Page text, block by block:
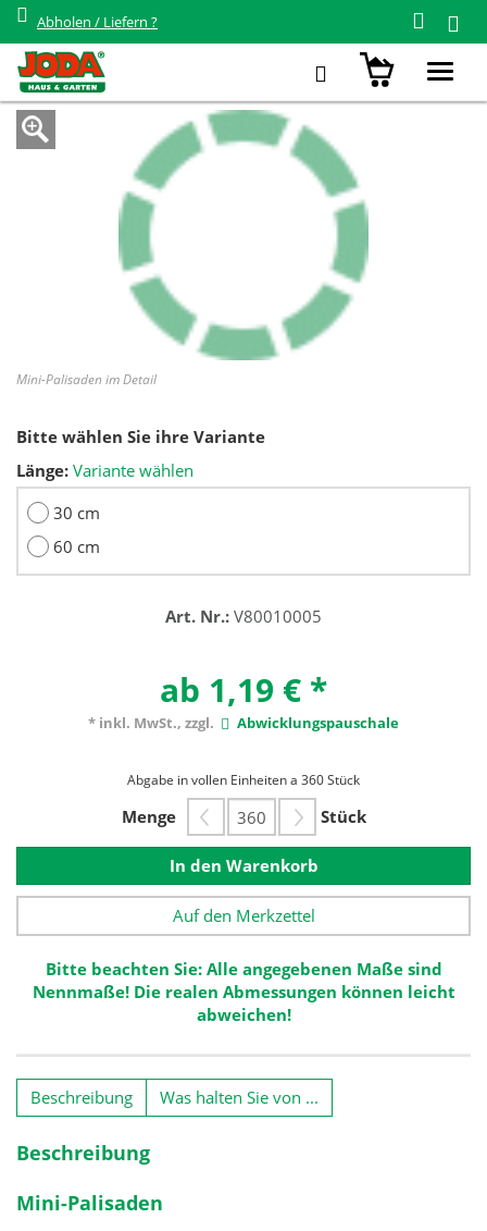
Abholen / Liefern ?
Mini-Palisaden Ø 6 cm
Mini-Palisaden im Detail
Bitte wählen Sie ihre Variante
Länge: Variante wählen
30 cm
60 cm
Art. Nr.: V80010005
ab 1,19 € *
* inkl. MwSt., zzgl. Abwicklungspauschale
Abgabe in vollen Einheiten a 360 Stück
Menge Stück
In den Warenkorb
Auf den Merkzettel
Bitte beachten Sie: Alle angegebenen Maße sind
Nennmaße! Die realen Abmessungen können leicht
abweichen!
Beschreibung Was halten Sie von ...
Beschreibung
Mini-Palisaden